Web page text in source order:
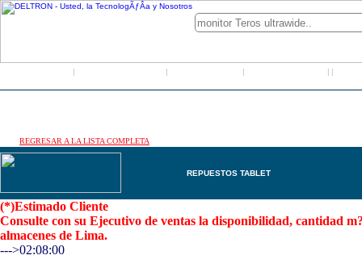
| | | | |
REGRESAR A LA LISTA COMPLETA
REPUESTOS TABLET
(*)Estimado Cliente
Consulte con su Ejecutivo de ventas la disponibilidad, cantidad
almacenes de Lima.
--->02:08:00